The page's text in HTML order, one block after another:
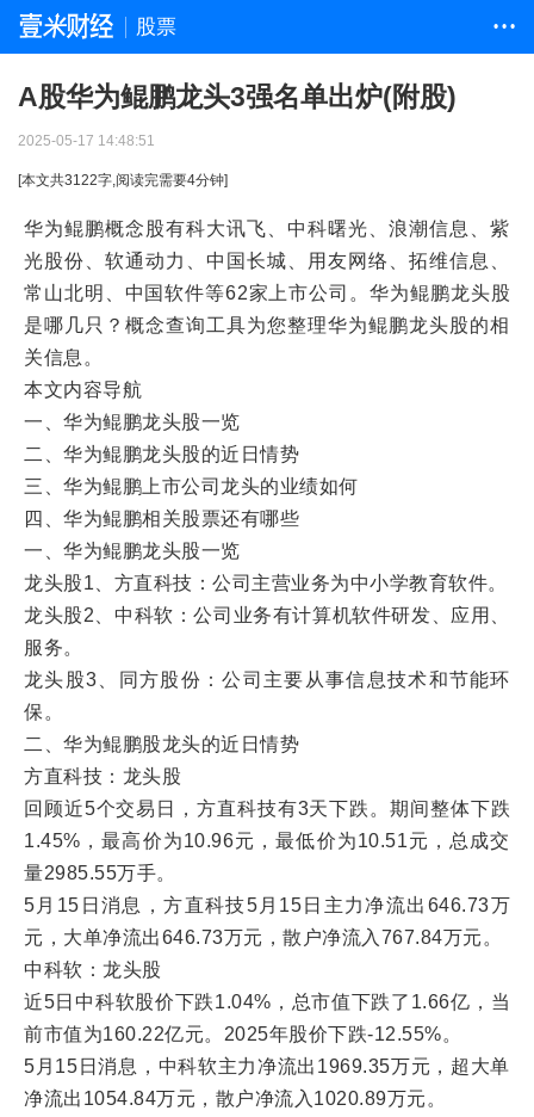
股票 • • •
A股华为鲲鹏龙头3强名单出炉(附股)
2025-05-17 14:48:51
[本文共3122字,阅读完需要4分钟]
华为鲲鹏概念股有科大讯飞、中科曙光、浪潮信息、紫
光股份、软通动力、中国长城、用友网络、拓维信息、
常山北明、中国软件等62家上市公司。华为鲲鹏龙头股
是哪几只？概念查询工具为您整理华为鲲鹏龙头股的相
关信息。
本文内容导航
一、华为鲲鹏龙头股一览
二、华为鲲鹏龙头股的近日情势
三、华为鲲鹏上市公司龙头的业绩如何
四、华为鲲鹏相关股票还有哪些
一、华为鲲鹏龙头股一览
龙头股1、方直科技：公司主营业务为中小学教育软件。
龙头股2、中科软：公司业务有计算机软件研发、应用、
服务。
龙头股3、同方股份：公司主要从事信息技术和节能环
保。
二、华为鲲鹏股龙头的近日情势
方直科技：龙头股
回顾近5个交易日，方直科技有3天下跌。期间整体下跌
1.45%，最高价为10.96元，最低价为10.51元，总成交
量2985.55万手。
5月15日消息，方直科技5月15日主力净流出646.73万
元，大单净流出646.73万元，散户净流入767.84万元。
中科软：龙头股
近5日中科软股价下跌1.04%，总市值下跌了1.66亿，当
前市值为160.22亿元。2025年股价下跌-12.55%。
5月15日消息，中科软主力净流出1969.35万元，超大单
净流出1054.84万元，散户净流入1020.89万元。